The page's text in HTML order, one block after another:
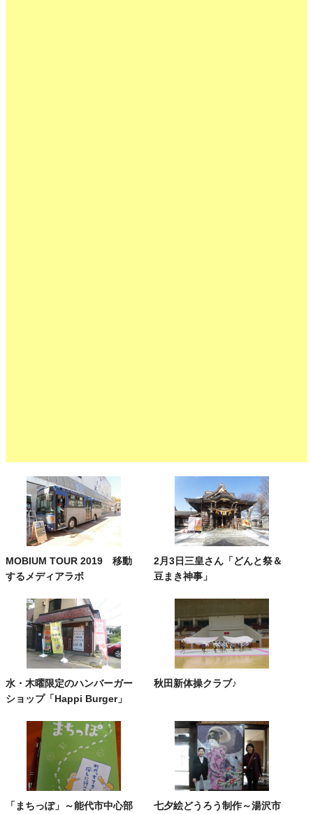
MOBIUM TOUR 2019 移動
するメディアラボ
2月3日三皇さん「どんと祭＆
豆まき神事」
水・木曜限定のハンバーガー
ショップ「Happi Burger」
秋田新体操クラブ♪
「まちっぽ」～能代市中心部
七夕絵どうろう制作～湯沢市